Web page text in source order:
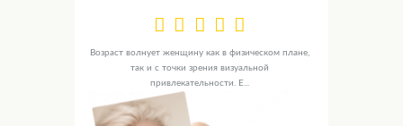
Возраст волнует женщину как в физическом плане,
так и с точки зрения визуальной
привлекательности. Е...